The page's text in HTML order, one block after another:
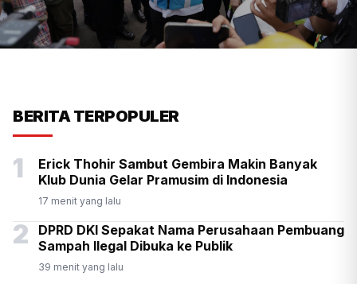
KSP Kawal Pelepasan Ekspor
BERITA TERPOPULER
1
Erick Thohir Sambut Gembira Makin Banyak
Klub Dunia Gelar Pramusim di Indonesia
17 menit yang lalu
2
DPRD DKI Sepakat Nama Perusahaan Pembuang
Sampah Ilegal Dibuka ke Publik
39 menit yang lalu